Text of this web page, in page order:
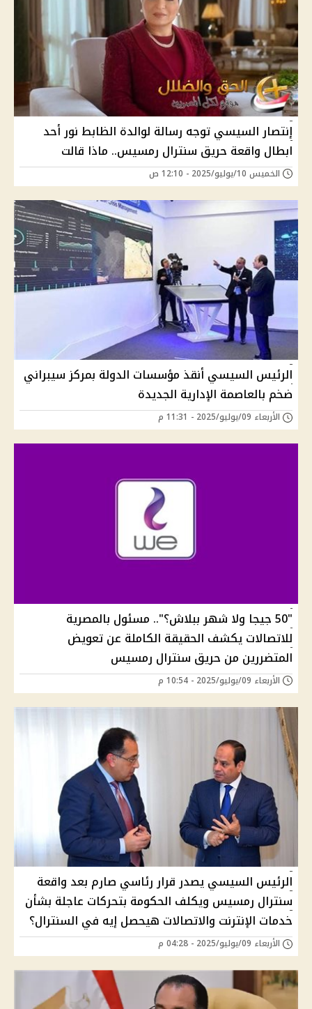
إنتصار السيسي توجه رسالة لوالدة الظابط نور أحد
ابطال واقعة حريق سنترال رمسيس.. ماذا قالت
الخميس 10/يوليو/2025 - 12:10 ص
الرئيس السيسي أنقذ مؤسسات الدولة بمركز سيبراني
ضخم بالعاصمة الإدارية الجديدة
الأربعاء 09/يوليو/2025 - 11:31 م
"50 جيجا ولا شهر ببلاش؟".. مسئول بالمصرية
للاتصالات يكشف الحقيقة الكاملة عن تعويض
المتضررين من حريق سنترال رمسيس
الأربعاء 09/يوليو/2025 - 10:54 م
الرئيس السيسي يصدر قرار رئاسي صارم بعد واقعة
سنترال رمسيس ويكلف الحكومة بتحركات عاجلة بشأن
خدمات الإنترنت والاتصالات هيحصل إيه في السنترال؟
الأربعاء 09/يوليو/2025 - 04:28 م